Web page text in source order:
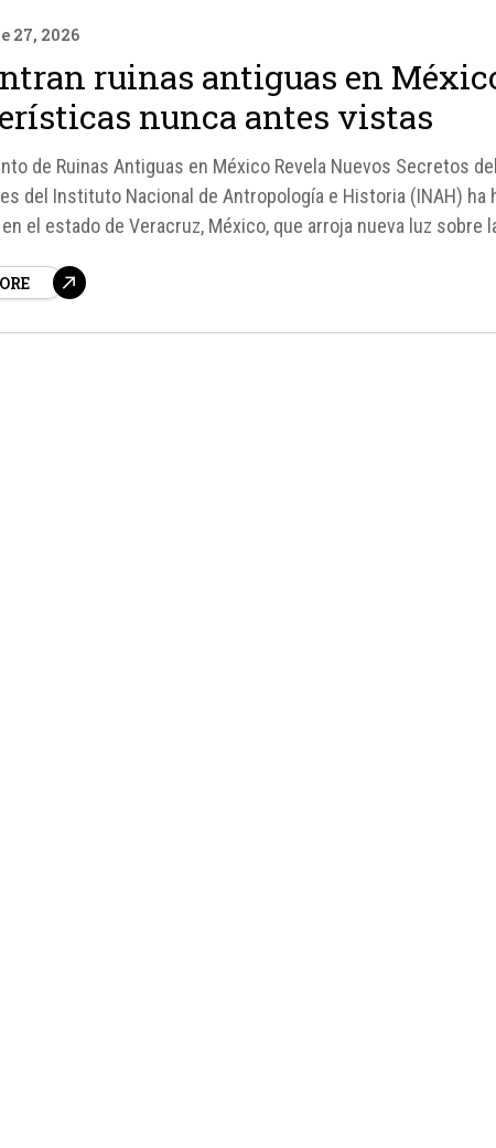
27, 2026
ruinas antiguas en
nunca antes vistas
de Ruinas Antiguas en México Revela Nuevos Secretos
del Instituto Nacional de Antropología e Historia (INAH)
el estado de Veracruz, México, que arroja nueva luz